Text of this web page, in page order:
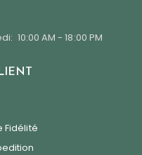
10:00 AM - 18:00 PM
Fidélité